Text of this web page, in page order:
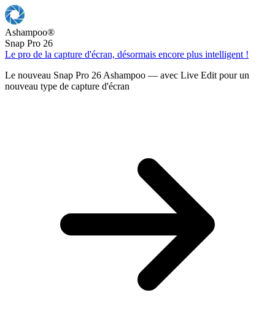
Ashampoo®
Snap Pro 26
Le pro de la capture d'écran, désormais encore plus intelligent !
Le nouveau Snap Pro 26 Ashampoo — avec Live Edit pour un
nouveau type de capture d'écran